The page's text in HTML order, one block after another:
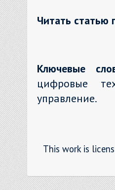
Читать статью
Ключевые
цифровые
управление.
This work is